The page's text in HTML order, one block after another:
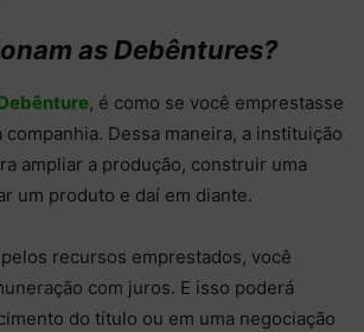
as Debêntures?
, é como se você emprestasse
Dessa maneira, a instituição
ampliar a produção, construir uma
um produto e daí em diante.
recursos emprestados, você
com juros. E isso poderá
do título ou em uma negociação